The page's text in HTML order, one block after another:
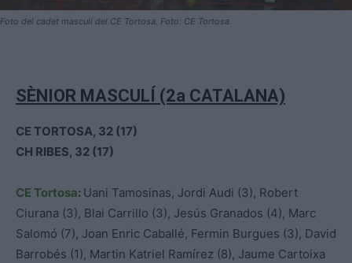
Foto del cadet masculí del CE Tortosa. Foto: CE Tortosa
SÈNIOR MASCULÍ (2a CATALANA)
CE TORTOSA, 32 (17)
CH RIBES, 32 (17)
CE Tortosa: Uani Tamosinas, Jordi Audi (3), Robert
Ciurana (3), Blai Carrillo (3), Jesús Granados (4), Marc
Salomó (7), Joan Enric Caballé, Fermin Burgues (3), David
Barrobés (1), Martin Katriel Ramírez (8), Jaume Cartoixa